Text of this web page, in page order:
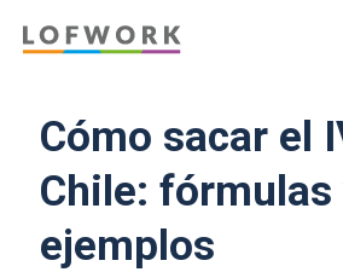
Cómo sacar el
Chile: fórmulas
ejemplos